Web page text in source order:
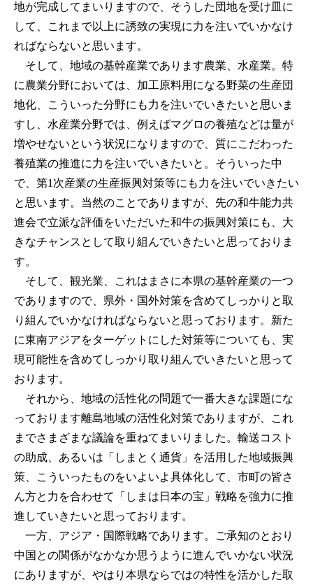
地が完成してまいりますので、そうした団地を受け皿に
して、これまで以上に誘致の実現に力を注いでいかなけ
ればならないと思います。
そして、地域の基幹産業であります農業、水産業。特
に農業分野においては、加工原料用になる野菜の生産団
地化、こういった分野にも力を注いでいきたいと思いま
すし、水産業分野では、例えばマグロの養殖などは量が
増やせないという状況になりますので、質にこだわった
養殖業の推進に力を注いでいきたいと。そういった中
で、第1次産業の生産振興対策等にも力を注いでいきたい
と思います。当然のことでありますが、先の和牛能力共
進会で立派な評価をいただいた和牛の振興対策にも、大
きなチャンスとして取り組んでいきたいと思っておりま
す。
そして、観光業、これはまさに本県の基幹産業の一つ
でありますので、県外・国外対策を含めてしっかりと取
り組んでいかなければならないと思っております。新た
に東南アジアをターゲットにした対策等についても、実
現可能性を含めてしっかり取り組んでいきたいと思って
おります。
それから、地域の活性化の問題で一番大きな課題にな
っております離島地域の活性化対策でありますが、これ
までさまざまな議論を重ねてまいりました。輸送コスト
の助成、あるいは「しまとく通貨」を活用した地域振興
策、こういったものをいよいよ具体化して、市町の皆さ
ん方と力を合わせて「しまは日本の宝」戦略を強力に推
進していきたいと思っております。
一方、アジア・国際戦略であります。ご承知のとおり
中国との関係がなかなか思うように進んでいかない状況
にありますが、やはり本県ならではの特性を活かした取